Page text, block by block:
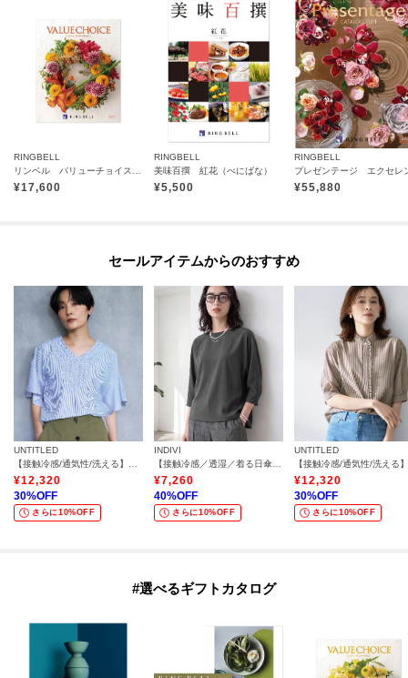
RINGBELL
リンベル バリューチョイス スカーレット
¥17,600
RINGBELL
美味百撰 紅花（べにばな）
¥5,500
RINGBELL
¥55,880
セールアイテムからのおすすめ
UNTITLED
¥12,320
30%OFF
さらに10%OFF
INDIVI
¥7,260
40%OFF
さらに10%OFF
UNTITLED
¥12,320
30%OFF
さらに10%OFF
#選べるギフトカタログ